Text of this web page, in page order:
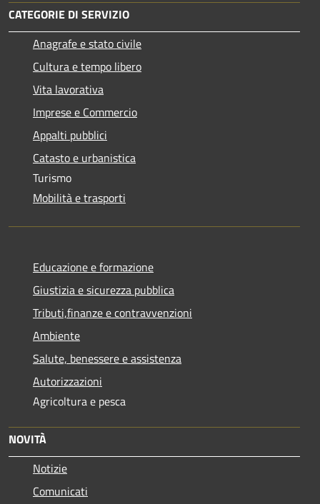
CATEGORIE DI SERVIZIO
Anagrafe e stato civile
Cultura e tempo libero
Vita lavorativa
Imprese e Commercio
Appalti pubblici
Catasto e urbanistica
Turismo
Mobilità e trasporti
Educazione e formazione
Giustizia e sicurezza pubblica
Tributi,finanze e contravvenzioni
Ambiente
Salute, benessere e assistenza
Autorizzazioni
Agricoltura e pesca
NOVITÀ
Notizie
Comunicati